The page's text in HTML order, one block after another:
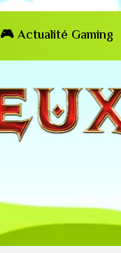
🎮 Actualité Gaming